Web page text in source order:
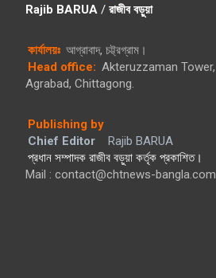
Rajib BARUA / রাজীব বড়ুয়া
কার্যালয়ঃ আগ্রাবাদ, চট্ট্রগ্রাম।
Head office: Akteruzzaman Tower,
Agrabad, Chittagong.
Publishing by
Chief Editor
Rajib BARUA
প্রধান সম্পাদক রাজীব বড়ুয়া কর্তৃক প্রকাশিত।
Mail : contact@chtnews-bangla.com